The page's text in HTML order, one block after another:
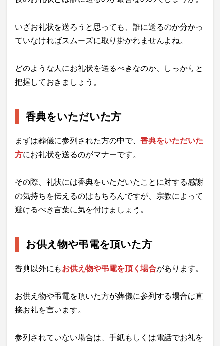
いざお礼状を送ろうと思っても、誰に送るのか分かっ
ていなければスムーズに取り掛かれませんよね。
どのような人にお礼状を送るべきなのか、しっかりと
把握しておきましょう。
香典をいただいた方
まずは葬儀に参列された方の中で、 香典をいただいた
方にお礼状を送るのがマナーです。
その際、礼状には香典をいただいたことに対する感謝
の気持ちを伝えるのはもちろんですが、宗教によって
避けるべき言葉に気を付けましょう。
お供え物や弔電を頂いた方
香典以外にもお供え物や弔電を頂く場合があります。
お供え物や弔電を頂いた方が葬儀に参列する場合は直
接お礼を言います。
参列されていない場合は、手紙もしくは電話でお礼を